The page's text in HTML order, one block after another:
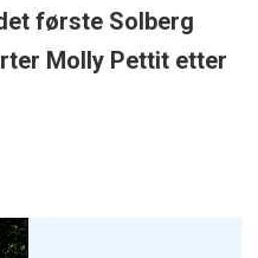
første Solberg
Molly Pettit etter